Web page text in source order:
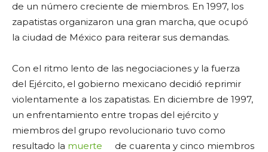
de un número creciente de miembros. En 1997, los
zapatistas organizaron una gran marcha, que ocupó
la ciudad de México para reiterar sus demandas.
Con el ritmo lento de las negociaciones y la fuerza
del Ejército, el gobierno mexicano decidió reprimir
violentamente a los zapatistas. En diciembre de 1997,
un enfrentamiento entre tropas del ejército y
miembros del grupo revolucionario tuvo como
resultado la muerte
de cuarenta y cinco miembros